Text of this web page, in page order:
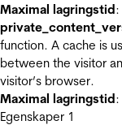
Maximal lagringstid
function. A cache is
between the visitor
visitor’s browser.
Maximal lagringstid
Egenskaper 1